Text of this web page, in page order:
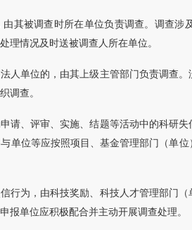
其被调查时所在单位负责调查。调查涉
理情况及时送被调查人所在单位。
人单位的，由其上级主管部门负责调查
调查。
请、评审、实施、结题等活动中的科研
单位等应按照项目、基金管理部门（单
行为，由科技奖励、科技人才管理部门
报单位应积极配合并主动开展调查处理。